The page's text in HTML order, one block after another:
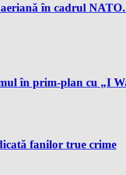
în cadrul
în prim-plan cu „I
fanilor true crime